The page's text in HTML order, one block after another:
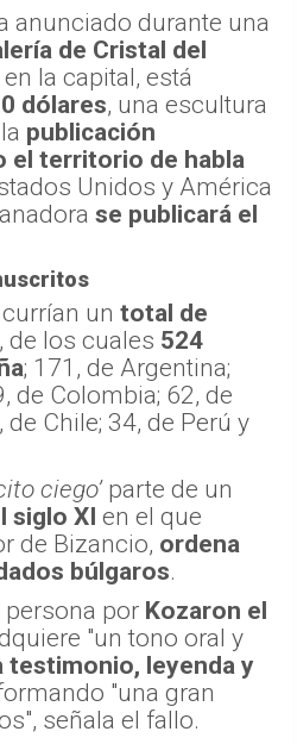
anunciado durante una
de Cristal del
en la capital, está
dólares, una escultura
publicación
el territorio de habla
Unidos y América
se publicará el
un total de
, de los cuales 524
; 171, de Argentina;
de Colombia; 62, de
Chile; 34, de Perú y
ciego’parte de un
siglo XI en el que
de Bizancio, ordena
búlgaros.
persona por Kozaron el
"un tono oral y
testimonio, leyenda y
"una gran
señala el fallo.